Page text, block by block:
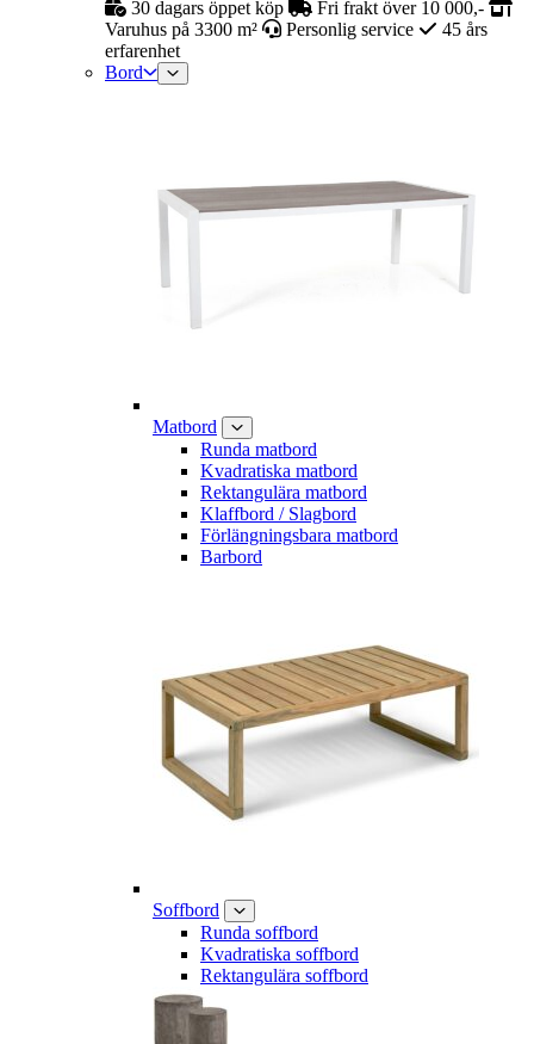
30 dagars öppet köp
Fri frakt över 10 000,-
Varuhus på 3300 m²
Personlig service
45 års
erfarenhet
Bord
Matbord
Runda matbord
Kvadratiska matbord
Rektangulära matbord
Klaffbord / Slagbord
Förlängningsbara matbord
Barbord
Soffbord
Runda soffbord
Kvadratiska soffbord
Rektangulära soffbord